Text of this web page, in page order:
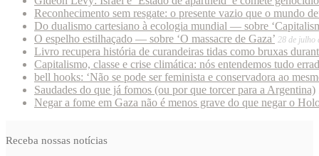
Reconhecimento sem resgate: o presente vazio que o mundo
Do dualismo cartesiano à ecologia mundial — sobre
O espelho estilhaçado — sobre ‘O massacre de Gaza’ 28 de julho
Livro recupera história de curandeiras tidas como bruxas
Capitalismo, classe e crise climática: nós entendemos tudo
bell hooks: ‘Não se pode ser feminista e conservadora ao
Saudades do que já fomos (ou por que torcer para a Argentina)
Negar a fome em Gaza não é menos grave do que negar o
Receba nossas notícias